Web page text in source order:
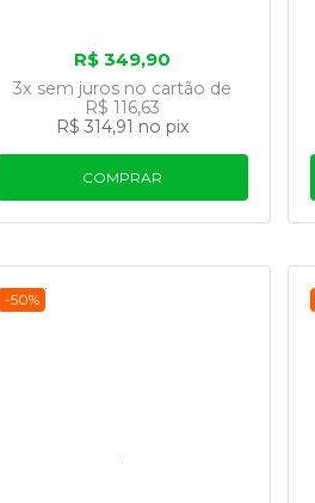
R$ 349,90
3x sem juros no cartão de
R$ 116,63
R$ 314,91 no pix
COMPRAR
-50%